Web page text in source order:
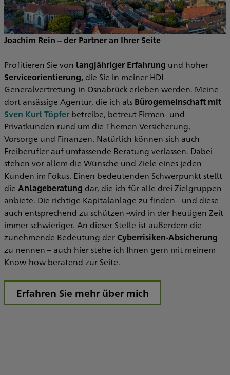
Joachim Rein – der Partner an Ihrer Seite
Profitieren Sie von langjähriger Erfahrung und hoher
Serviceorientierung, die Sie in meiner HDI
Generalvertretung in Osnabrück erleben werden. Meine
dort ansässige Agentur, die ich als Bürogemeinschaft mit
Sven Kurt Töpferbetreibe, betreut Firmen- und
Privatkunden rund um die Themen Versicherung,
Vorsorge und Finanzen. Natürlich können sich auch
Freiberufler auf umfassende Beratung verlassen. Dabei
stehen vor allem die Wünsche und Ziele eines jeden
Kunden im Fokus. Einen bedeutenden Schwerpunkt stellt
die Anlageberatung dar, die ich für alle drei Zielgruppen
anbiete. Die richtige Kapitalanlage zu finden - und diese
auch entsprechend zu schützen -wird in der heutigen Zeit
immer schwieriger. An dieser Stelle ist außerdem die
zunehmende Bedeutung derCyberrisiken-Absicherung
zu nennen – auch hier stehe ich Ihnen gern mit meinem
Know-how beratend zur Seite.
Erfahren Sie mehr über mich